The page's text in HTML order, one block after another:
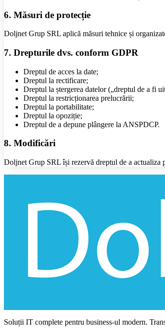
6. Măsuri de protecție
Doljnet Grup SRL aplică măsuri tehnice și
7. Drepturile dvs. conform GDPR
Dreptul de acces la date;
Dreptul la rectificare;
Dreptul la ștergerea datelor („dreptul de a fi
Dreptul la restricționarea prelucrării;
Dreptul la portabilitate;
Dreptul la opoziție;
Dreptul de a depune plângere la ANSPDCP.
8. Modificări
Doljnet Grup SRL își rezervă dreptul de a actualiza
Soluții IT complete pentru business-ul modern.